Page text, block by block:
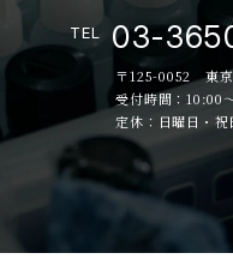
TEL 03-
〒125-0052 東
受付時間：10:00
定休：日曜日・祝